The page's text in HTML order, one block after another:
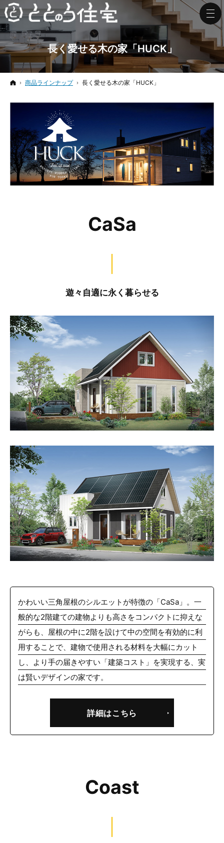
長く愛せる木の家「HUCK」
ホーム
商品ラインナップ 長く愛せる木の家「HUCK」
CaSa
遊々自適に永く暮らせる
かわいい三角屋根のシルエットが特徴の「CaSa」。一
般的な2階建ての建物よりも高さをコンパクトに抑えな
がらも、屋根の中に2階を設けて中の空間を有効的に利
用することで、建物で使用される材料を大幅にカット
し、より手の届きやすい「建築コスト」を実現する、実
は賢いデザインの家です。
詳細はこちら
Coast